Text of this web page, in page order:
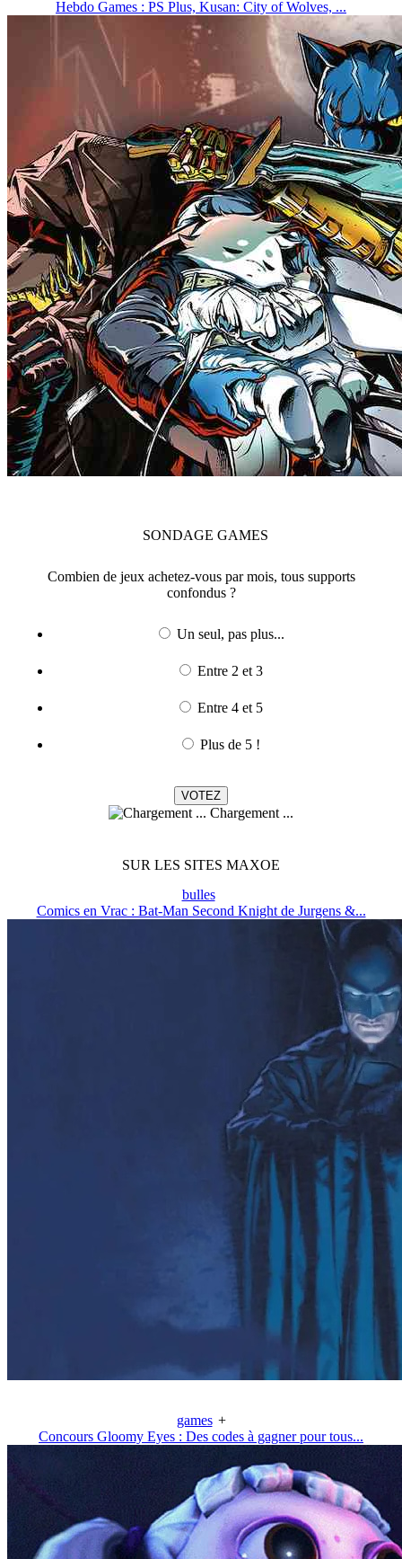
Hebdo Games : PS Plus, Kusan: City of Wolves, ...
SONDAGE GAMES
Combien de jeux achetez-vous par mois, tous supports
confondus ?
Un seul, pas plus...
Entre 2 et 3
Entre 4 et 5
Plus de 5 !
Chargement ...
SUR LES SITES MAXOE
bulles
Comics en Vrac : Bat-Man Second Knight de Jurgens &...
games +
Concours Gloomy Eyes : Des codes à gagner pour tous...